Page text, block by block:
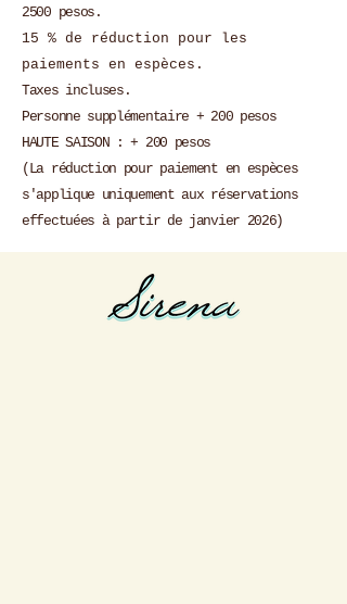
2500 pesos.
15 % de réduction pour les
paiements en espèces.
Taxes incluses.
Personne supplémentaire + 200 pesos
HAUTE SAISON : + 200 pesos
(La réduction pour paiement en espèces
s'applique uniquement aux réservations
effectuées à partir de janvier 2026)